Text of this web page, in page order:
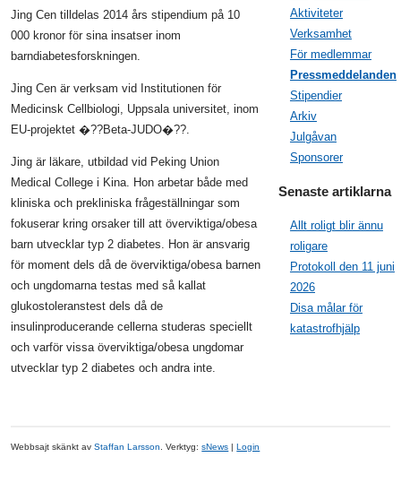
Jing Cen tilldelas 2014 års stipendium på 10
000 kronor för sina insatser inom
barndiabetesforskningen.
Jing Cen är verksam vid Institutionen för
Medicinsk Cellbiologi, Uppsala universitet, inom
EU-projektet �??Beta-JUDO�??.
Jing är läkare, utbildad vid Peking Union
Medical College i Kina. Hon arbetar både med
kliniska och prekliniska frågeställningar som
fokuserar kring orsaker till att överviktiga/obesa
barn utvecklar typ 2 diabetes. Hon är ansvarig
för moment dels då de överviktiga/obesa barnen
och ungdomarna testas med så kallat
glukostoleranstest dels då de
insulinproducerande cellerna studeras speciellt
och varför vissa överviktiga/obesa ungdomar
utvecklar typ 2 diabetes och andra inte.
Aktiviteter
Verksamhet
För medlemmar
Pressmeddelanden
Stipendier
Arkiv
Julgåvan
Sponsorer
Senaste artiklarna
Allt roligt blir ännu
roligare
Protokoll den 11 juni
2026
Disa målar för
katastrofhjälp
Webbsajt skänkt avStaffan Larsson . Verktyg:sNews |Login